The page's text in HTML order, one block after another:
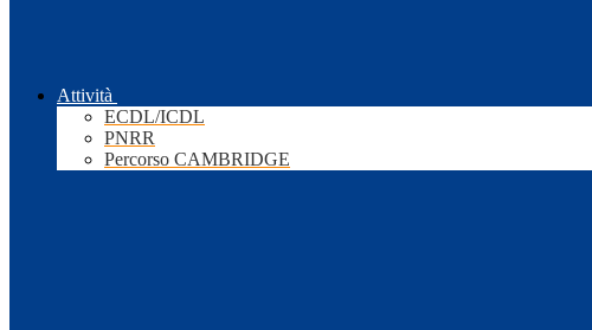
Attività
ECDL/ICDL
PNRR
Percorso CAMBRIDGE